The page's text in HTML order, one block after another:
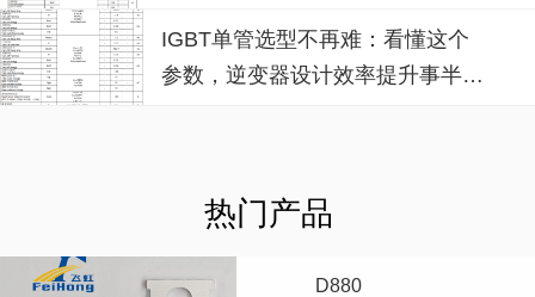
IGBT单管选型不再难：看懂这个
参数，逆变器设计效率提升事半功
热门产品
D880